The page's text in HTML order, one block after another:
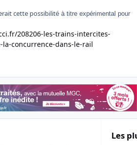
cette possibilité à titre expérimental pour
208206-les-trains-intercites-
concurrence-dans-le-rail
Les